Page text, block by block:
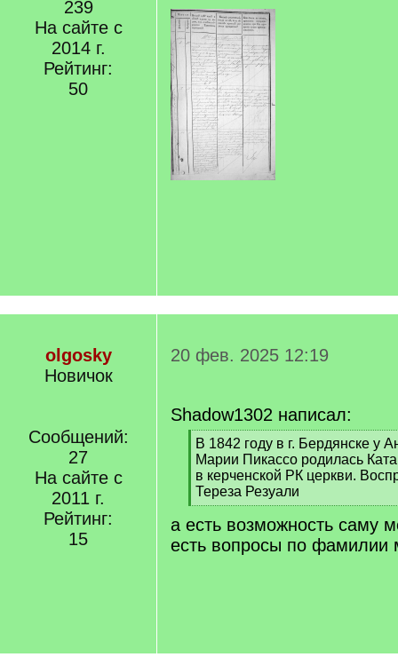
239
На сайте с
2014 г.
Рейтинг:
50
olgosky
Новичок
Сообщений:
27
На сайте с
2011 г.
Рейтинг:
15
20 фев. 2025 12:19
Shadow1302 написал:
[
q
]
В 1842 году в г. Бердянске у
Марии Пикассо родилась
в керченской РК церкви.
Тереза Резуали
[
/
q
]
а есть возможность саму
есть вопросы по фамилии